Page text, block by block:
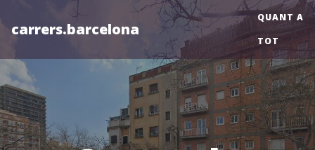
carrers.barcelona
QUANT A
TOT